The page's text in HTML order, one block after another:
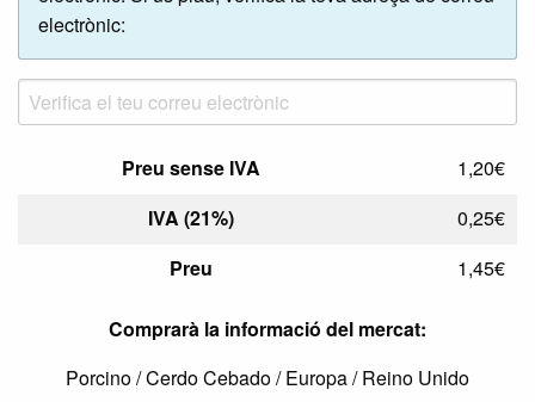
electrònic:
Preu sense IVA
1,20€
IVA (21%)
0,25€
Preu
1,45€
Comprarà la informació del mercat:
Porcino / Cerdo Cebado / Europa / Reino Unido